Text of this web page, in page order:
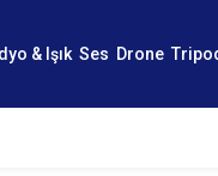
& Işık Ses Drone